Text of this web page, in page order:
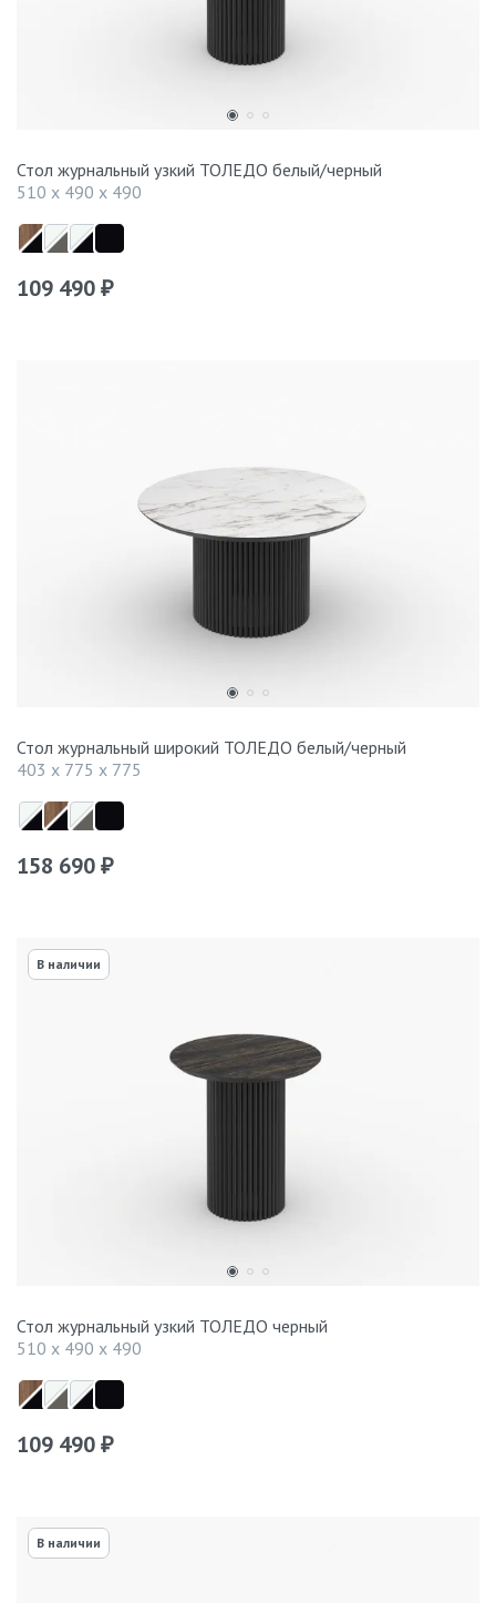
Стол журнальный узкий ТОЛЕДО белый/черный
510 x 490 x 490
109 490 ₽
Стол журнальный широкий ТОЛЕДО белый/черный
403 x 775 x 775
158 690 ₽
В наличии
Стол журнальный узкий ТОЛЕДО черный
510 x 490 x 490
109 490 ₽
В наличии